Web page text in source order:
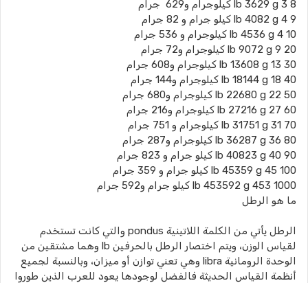
8 lb 3629 g 3 كيلوجرام و629 جرام
9 lb 4082 g 4 كيلو جرام و 82 جرام
10 lb 4536 g 4 كيلوجرام و 536 جرام
20 lb 9072 g 9 كيلوجرام و72 جرام
30 lb 13608 g 13 كيلوجرام و608 جرام
40 lb 18144 g 18 كيلوجرام و144 جرام
50 lb 22680 g 22 كيلوجرام و680 جرام
60 lb 27216 g 27 كيلوجرام و216 جرام
70 lb 31751 g 31 كيلوجرام و 751 جرام
80 lb 36287 g 36 كيلوجرام و287 جرام
90 lb 40823 g 40 كيلو جرام و 823 جرام
100 lb 45359 g 45 كيلو جرام و 359 جرام
1000 lb 453592 g 453 كيلو جرام و592 جرام
ما هو الرطل
الرطل يأتي من الكلمة اللاتينية pondus والتي كانت تستخدم
لقياس الوزن، ويتم اختصار الرطل بالحرفين lb وهما مشتقين من
الوحدة الرومانية libra وهي تعني توازن أو ميزان، وبالنسبة لجميع
أنظمة القياس الحديثة فالفضل لوجودها يعود للعرب الذين طوروا